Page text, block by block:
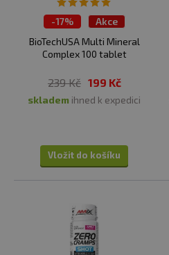
-17%
Akce
BioTechUSA Multi Mineral
Complex 100 tablet
239 Kč 199 Kč
skladem ihned k expedici
Vložit do košíku